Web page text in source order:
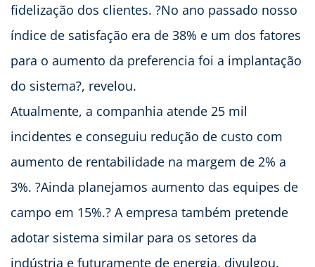
fidelização dos clientes. ?No ano passado nosso
índice de satisfação era de 38% e um dos fatores
para o aumento da preferencia foi a implantação
do sistema?, revelou.
Atualmente, a companhia atende 25 mil
incidentes e conseguiu redução de custo com
aumento de rentabilidade na margem de 2% a
3%. ?Ainda planejamos aumento das equipes de
campo em 15%.? A empresa também pretende
adotar sistema similar para os setores da
indústria e futuramente de energia, divulgou.